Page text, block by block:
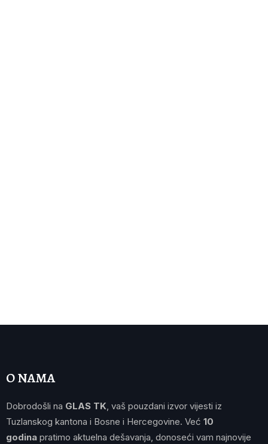
O NAMA
Dobrodošli na GLAS TK, vaš pouzdani izvor vijesti iz
Tuzlanskog kantona i Bosne i Hercegovine. Već 10
godina pratimo aktuelna dešavanja, donoseći vam najnovije